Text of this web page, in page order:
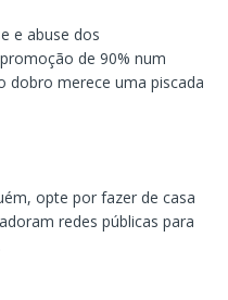
e abuse dos
de 90% num
dobro merece uma piscada
opte por fazer de casa
redes públicas para